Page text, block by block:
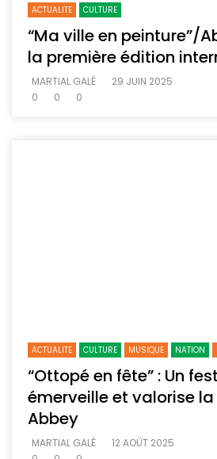
ACTUALITE CULTURE
“Ma ville en peinture”/
la première édition
MARTIAL GALÉ
29 JUIN 2025
0
0 0
ACTUALITE CULTURE MUSIQUE NATION
“Ottopé en fête” : Un
émerveille et valorise
Abbey
MARTIAL GALÉ
12 AOÛT 2025